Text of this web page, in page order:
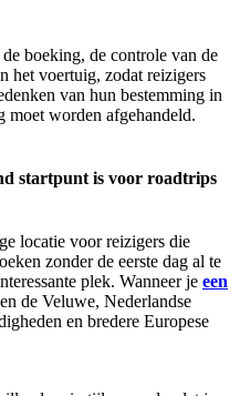
boeking, de controle van de
het voertuig, zodat reizigers
van hun bestemming in
moet worden afgehandeld.
startpunt is voor roadtrips
locatie voor reizigers die
zonder de eerste dag al te
plek. Wanneer je een
de Veluwe, Nederlandse
en bredere Europese